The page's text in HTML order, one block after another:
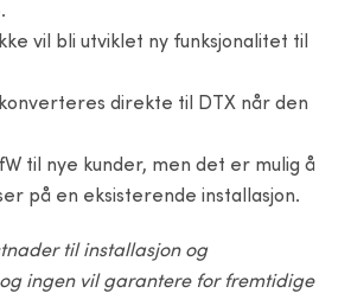
vil bli utviklet ny funksjonalitet til
konverteres direkte til DTX når den
til nye kunder, men det er mulig å
på en eksisterende installasjon.
til installasjon og
ingen vil garantere for fremtidige